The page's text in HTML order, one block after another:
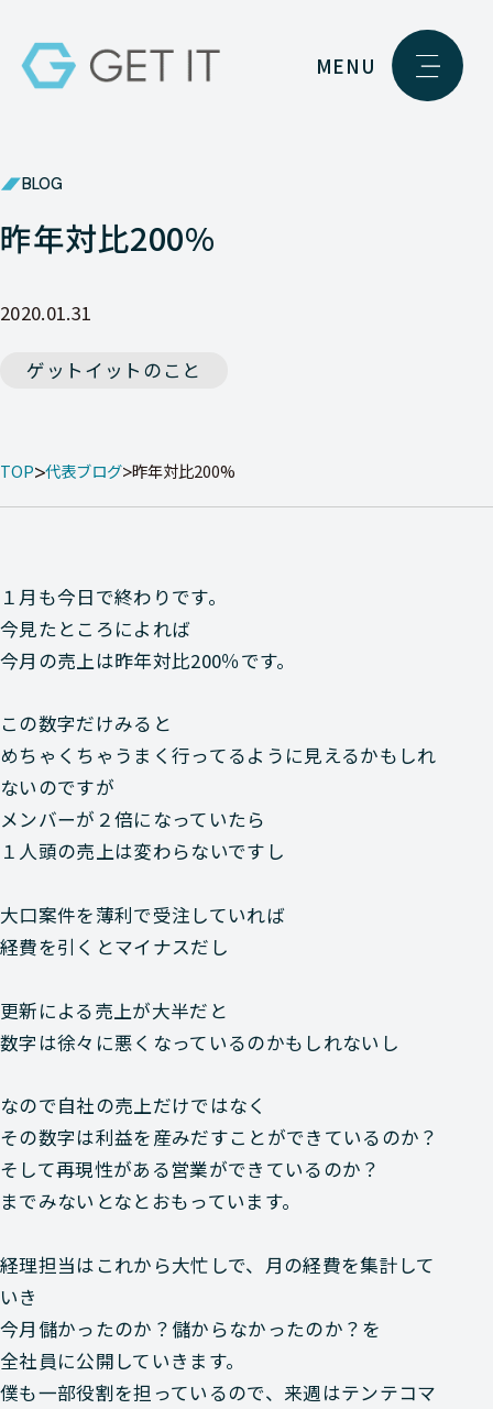
MENU
BLOG
昨年対比200%
2020.01.31
ゲットイットのこと
TOP 代表ブログ 昨年対比200%
１月も今日で終わりです。
今見たところによれば
今月の売上は昨年対比200％です。
この数字だけみると
めちゃくちゃうまく行ってるように見えるかもしれ
ないのですが
メンバーが２倍になっていたら
１人頭の売上は変わらないですし
大口案件を薄利で受注していれば
経費を引くとマイナスだし
更新による売上が大半だと
数字は徐々に悪くなっているのかもしれないし
なので自社の売上だけではなく
その数字は利益を産みだすことができているのか？
そして再現性がある営業ができているのか？
までみないとなとおもっています。
経理担当はこれから大忙しで、月の経費を集計して
いき
今月儲かったのか？儲からなかったのか？を
全社員に公開していきます。
僕も一部役割を担っているので、来週はテンテコマ